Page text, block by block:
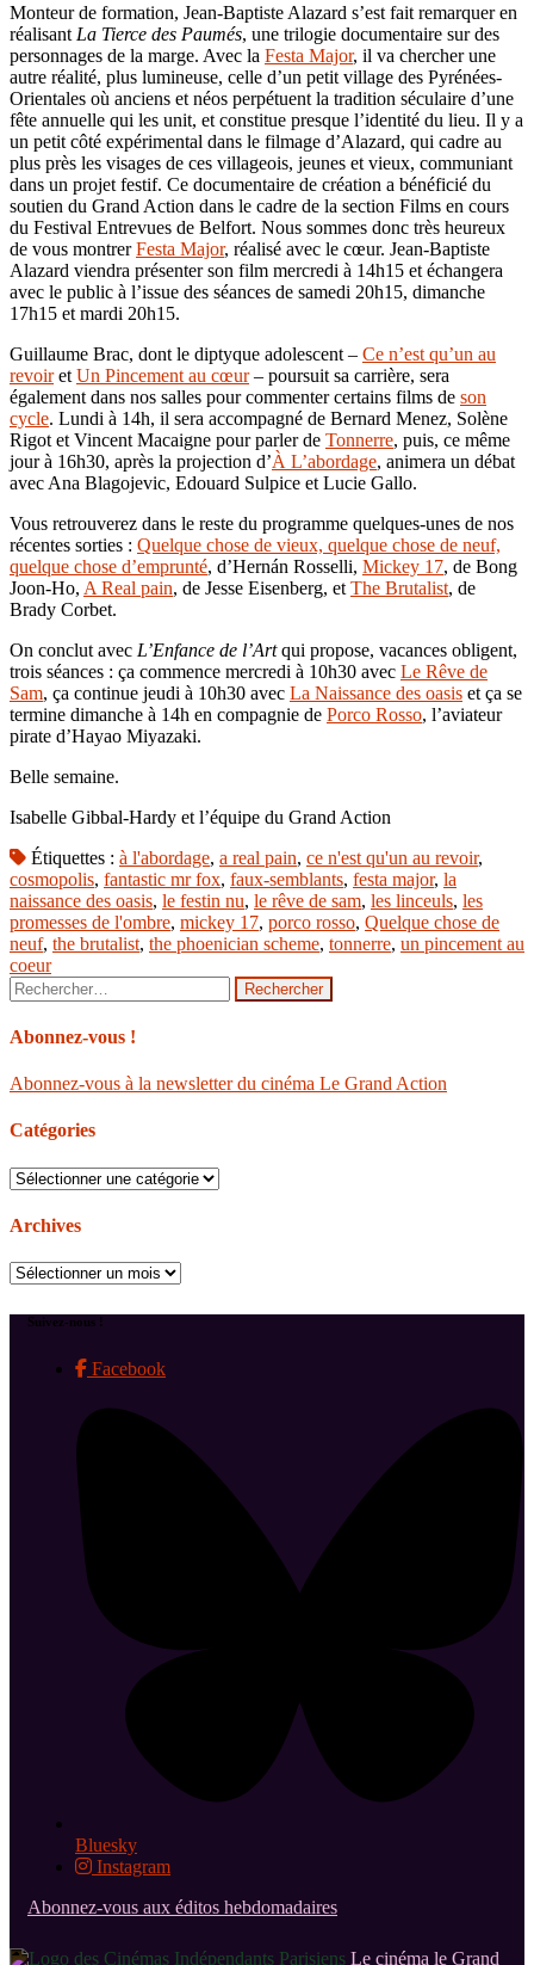
Monteur de formation, Jean-Baptiste Alazard s’est fait remarquer en
réalisant La Tierce des Paumés, une trilogie documentaire sur des
personnages de la marge. Avec la Festa Major, il va chercher une
autre réalité, plus lumineuse, celle d’un petit village des Pyrénées-
Orientales où anciens et néos perpétuent la tradition séculaire d’une
fête annuelle qui les unit, et constitue presque l’identité du lieu. Il y a
un petit côté expérimental dans le filmage d’Alazard, qui cadre au
plus près les visages de ces villageois, jeunes et vieux, communiant
dans un projet festif. Ce documentaire de création a bénéficié du
soutien du Grand Action dans le cadre de la section Films en cours
du Festival Entrevues de Belfort. Nous sommes donc très heureux
de vous montrerFesta Major, réalisé avec le cœur. Jean-Baptiste
Alazard viendra présenter son film mercredi à 14h15 et échangera
avec le public à l’issue des séances de samedi 20h15, dimanche
17h15 et mardi 20h15.
Guillaume Brac, dont le diptyque adolescent – Ce n’est qu’un au
revoiret Un Pincement au cœur – poursuit sa carrière, sera
également dans nos salles pour commenter certains films de son
cycle. Lundi à 14h, il sera accompagné de Bernard Menez, Solène
Rigot et Vincent Macaigne pour parler de Tonnerre, puis, ce même
jour à 16h30, après la projection d’À L’abordage, animera un débat
avec Ana Blagojevic, Edouard Sulpice et Lucie Gallo.
Vous retrouverez dans le reste du programme quelques-unes de nos
récentes sorties : Quelque chose de vieux, quelque chose de neuf,
quelque chose d’emprunté, d’Hernán Rosselli, Mickey 17, de Bong
Joon-Ho, A Real pain, de Jesse Eisenberg, et The Brutalist, de
Brady Corbet.
On conclut avec L’Enfance de l’Artqui propose, vacances obligent,
trois séances : ça commence mercredi à 10h30 avec Le Rêve de
Sam, ça continue jeudi à 10h30 avec La Naissance des oasis et ça se
termine dimanche à 14h en compagnie de Porco Rosso, l’aviateur
pirate d’Hayao Miyazaki.
Belle semaine.
Isabelle Gibbal-Hardy et l’équipe du Grand Action
Étiquettes : à l'abordage, a real pain, ce n'est qu'un au revoir,
cosmopolis, fantastic mr fox, faux-semblants, festa major, la
naissance des oasis, le festin nu, le rêve de sam, les linceuls, les
promesses de l'ombre, mickey 17, porco rosso, Quelque chose de
neuf, the brutalist, the phoenician scheme, tonnerre, un pincement au
coeur
Rechercher :
Abonnez-vous !
Abonnez-vous à la newsletter du cinéma Le Grand Action
Catégories
Catégories
Archives
Archives
Suivez-nous !
Facebook
Bluesky
Instagram
Abonnez-vous aux éditos hebdomadaires
Le cinéma le Grand